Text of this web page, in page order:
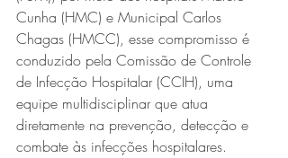
Cunha (HMC) e Municipal Carlos
Chagas (HMCC), esse compromisso é
conduzido pela Comissão de Controle
de Infecção Hospitalar (CCIH), uma
equipe multidisciplinar que atua
diretamente na prevenção, detecção e
combate às infecções hospitalares.